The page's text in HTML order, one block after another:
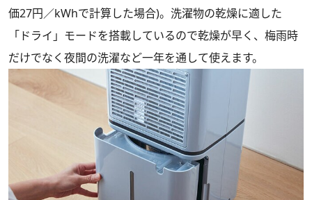
価27円／kWhで計算した場合)。洗濯物の乾燥に適した
「ドライ」モードを搭載しているので乾燥が早く、梅雨時
だけでなく夜間の洗濯など一年を通して使えます。